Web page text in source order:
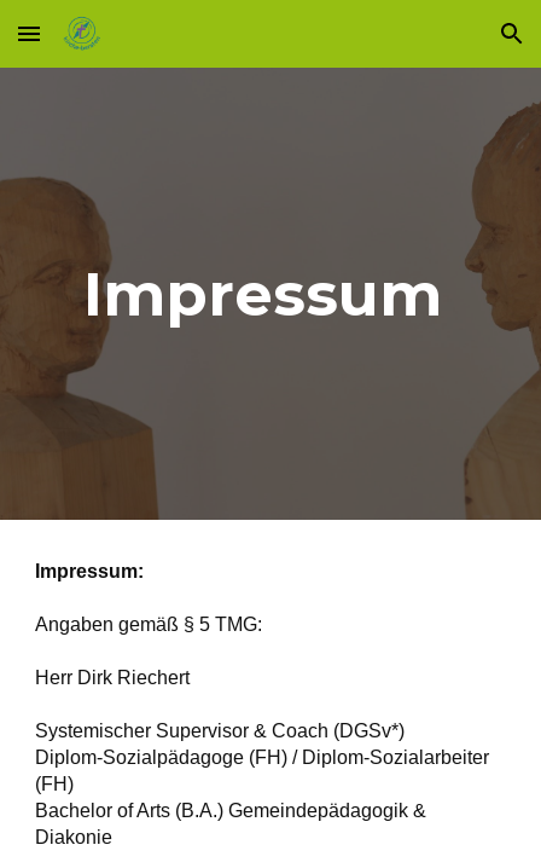
Skip to main content Skip to navigation
Impressum
Impressum:
Angaben gemäß § 5 TMG:
Herr Dirk Riechert
Systemischer Supervisor & Coach (DGSv*)
Diplom-Sozialpädagoge (FH) / Diplom-Sozialarbeiter
(FH)
Bachelor of Arts (B.A.) Gemeindepädagogik &
Diakonie